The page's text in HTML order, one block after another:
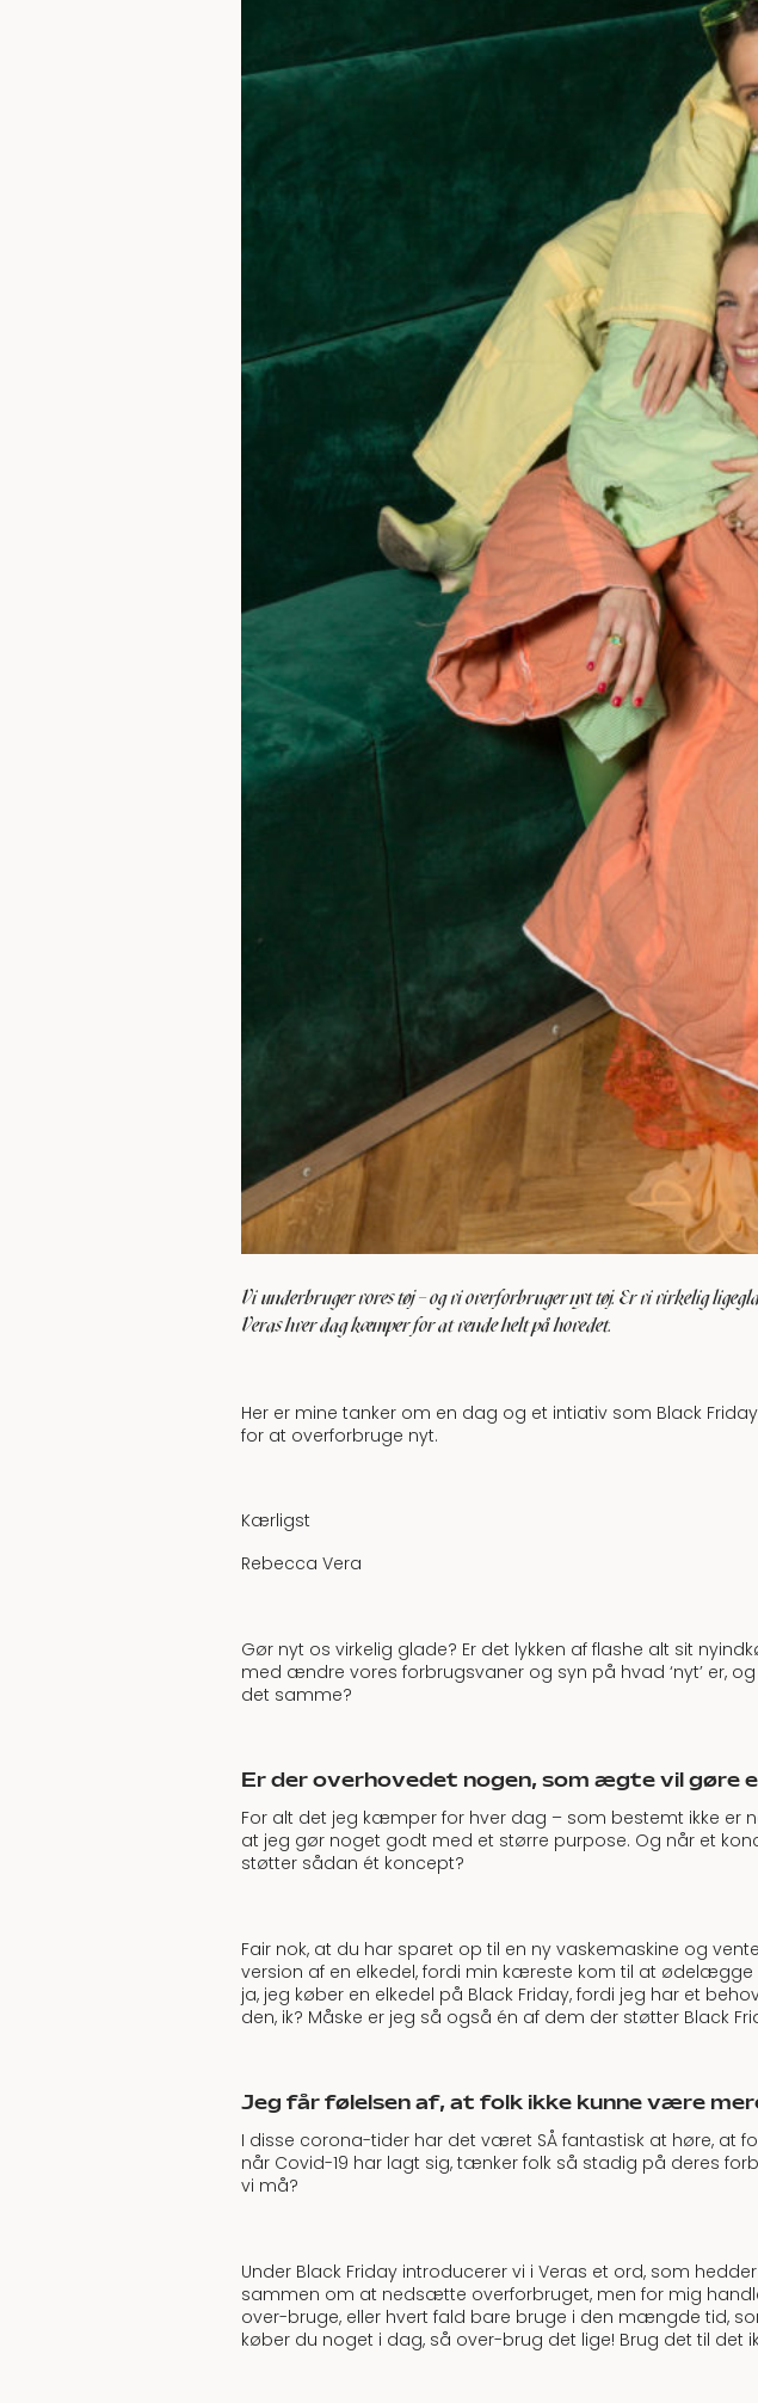
Vi underbruger vores tøj – og vi overforbruger nyt tøj. Er vi virkelig
Veras hver dag kæmper for at vende helt på hovedet.
Her er mine tanker om en dag og et intiativ som Black
for at overforbruge nyt.
Kærligst
Rebecca Vera
Gør nyt os virkelig glade? Er det lykken af flashe alt sit
med ændre vores forbrugsvaner og syn på hvad ‘nyt’ er,
det samme?
Er der overhovedet nogen, som ægte vil gøre
For alt det jeg kæmper for hver dag – som bestemt ikke er
at jeg gør noget godt med et større purpose. Og når et
støtter sådan ét koncept?
Fair nok, at du har sparet op til en ny vaskemaskine og
version af en elkedel, fordi min kæreste kom til at ødelægge
ja, jeg køber en elkedel på Black Friday, fordi jeg har et
den, ik? Måske er jeg så også én af dem der støtter Black
Jeg får følelsen af, at folk ikke kunne være
I disse corona-tider har det været SÅ fantastisk at høre, at
når Covid-19 har lagt sig, tænker folk så stadig på deres
vi må?
Under Black Friday introducerer vi i Veras et ord, som
sammen om at nedsætte overforbruget, men for mig
over-bruge, eller hvert fald bare bruge i den mængde tid,
køber du noget i dag, så over-brug det lige! Brug det til det